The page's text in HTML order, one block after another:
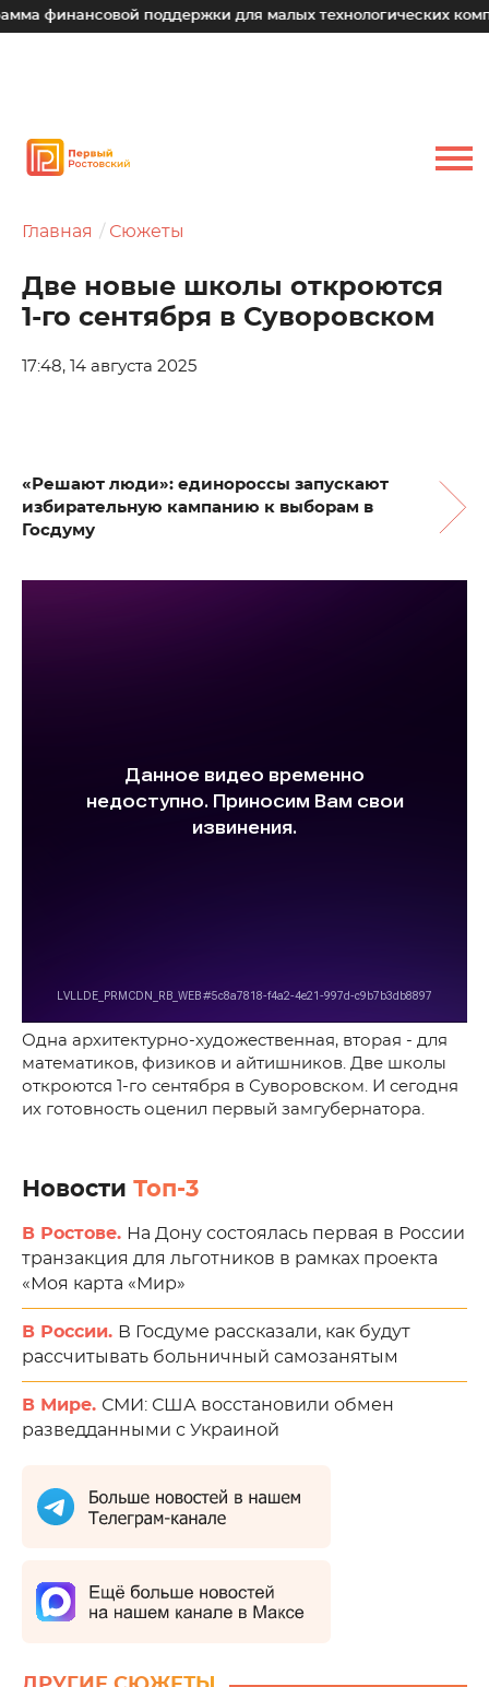
поддержки для малых технологических компаний
Главная Сюжеты
Две новые школы откроются
1-го сентября в Суворовском
17:48, 14 августа 2025
«Решают люди»: единороссы запускают
избирательную кампанию к выборам в
Госдуму
Одна архитектурно-художественная, вторая - для
математиков, физиков и айтишников. Две школы
откроются 1-го сентября в Суворовском. И сегодня
их готовность оценил первый замгубернатора.
Новости Топ-3
В Ростове. На Дону состоялась первая в России
транзакция для льготников в рамках проекта
«Моя карта «Мир»
В России. В Госдуме рассказали, как будут
рассчитывать больничный самозанятым
В Мире. СМИ: США восстановили обмен
разведданными с Украиной